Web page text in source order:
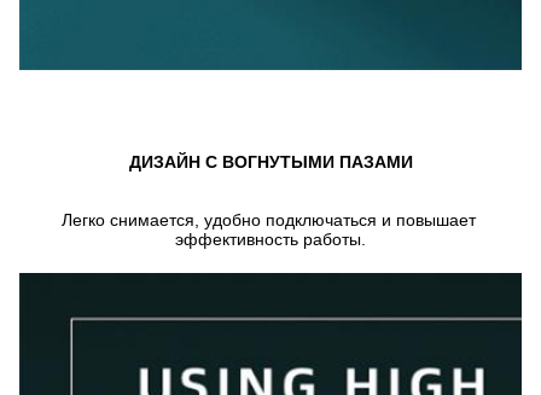
ДИЗАЙН С ВОГНУТЫМИ ПАЗАМИ
Легко снимается, удобно подключаться и повышает
эффективность работы.